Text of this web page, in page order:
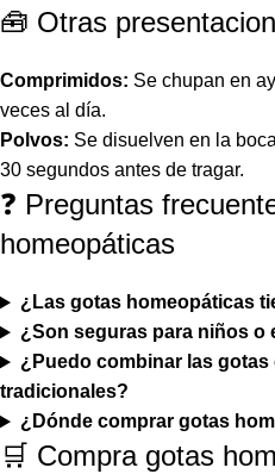
🧰 Otras
Comprimidos: Se chupan en
veces al día.
Polvos: Se disuelven en la
30 segundos antes de tragar.
❓ Preguntas
homeopáticas
¿Las gotas homeopáticas
¿Son seguras para niños o
¿Puedo combinar las
tradicionales?
¿Dónde comprar gotas
🛒 Compra gotas